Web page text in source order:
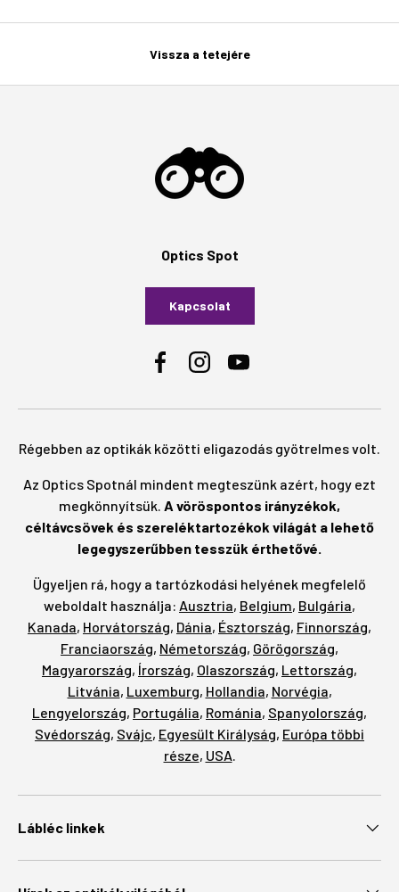
Vissza a tetejére
Optics Spot
Kapcsolat
FacebookInstagramYouTube
Régebben az optikák közötti eligazodás gyötrelmes volt.
Az Optics Spotnál mindent megteszünk azért, hogy ezt
megkönnyítsük. A vöröspontos irányzékok,
céltávcsövek és szereléktartozékok világát a lehető
legegyszerűbben tesszük érthetővé.
Ügyeljen rá, hogy a tartózkodási helyének megfelelő
weboldalt használja: Ausztria, Belgium, Bulgária,
Kanada, Horvátország, Dánia, Észtország, Finnország,
Franciaország, Németország, Görögország,
Magyarország, Írország, Olaszország, Lettország,
Litvánia, Luxemburg, Hollandia, Norvégia,
Lengyelország, Portugália, Románia, Spanyolország,
Svédország, Svájc, Egyesült Királyság, Európa többi
része, USA.
Lábléc linkek